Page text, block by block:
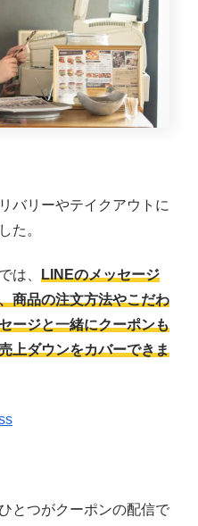
バリーやテイクアウトに
た。
は、 LINEのメッセージ
商品の注文方法やこだわ
ージと一緒にクーポンも
上ダウンをカバーできま
とつがクーポンの配信で